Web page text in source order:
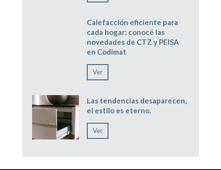
Calefacción eficiente para
cada hogar: conocé las
novedades de CTZ y PEISA
en Codimat
Ver
Las tendencias desaparecen,
el estilo es eterno.
Ver